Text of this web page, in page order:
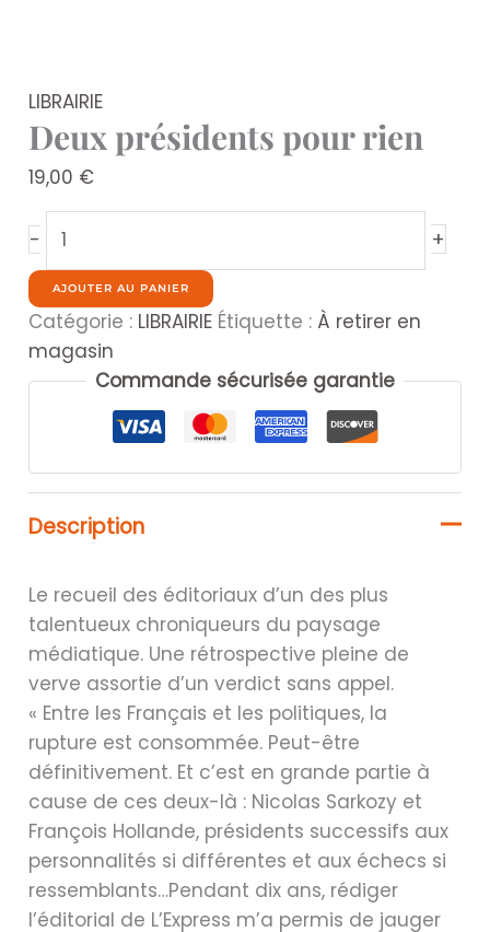
LIBRAIRIE
Deux présidents pour rien
19,00 €
-
de
Deux
présidents
pour
rien
+
AJOUTER AU PANIER
Catégorie : LIBRAIRIE Étiquette : À retirer en
magasin
Commande sécurisée garantie
Description
Le recueil des éditoriaux d’un des plus
talentueux chroniqueurs du paysage
médiatique. Une rétrospective pleine de
verve assortie d’un verdict sans appel.
« Entre les Français et les politiques, la
rupture est consommée. Peut-être
définitivement. Et c’est en grande partie à
cause de ces deux-là : Nicolas Sarkozy et
François Hollande, présidents successifs aux
personnalités si différentes et aux échecs si
ressemblants…Pendant dix ans, rédiger
l’éditorial de L’Express m’a permis de jauger